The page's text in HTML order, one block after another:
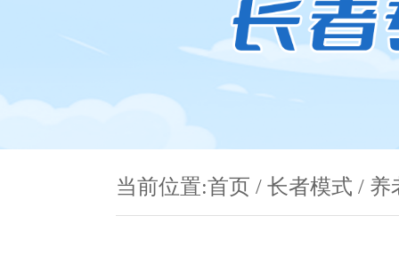
当前位置:首页 / 长者模式 / 养